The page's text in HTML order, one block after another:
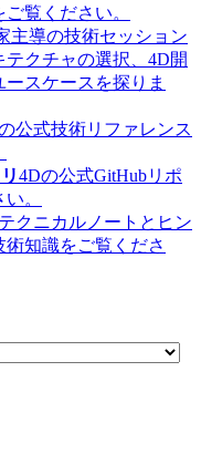
覧ください。
主導の技術セッション
クチャの選択、4D開
スケースを探りま
公式技術リファレンス
4Dの公式GitHubリポ
。
テクニカルノートとヒン
術知識をご覧くださ